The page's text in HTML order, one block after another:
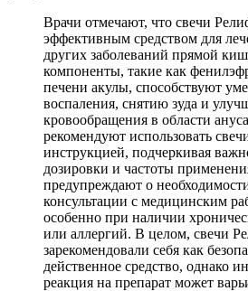
Врачи отмечают, что свечи
эффективным средством для
других заболеваний прямой
компоненты, такие как
печени акулы, способствуют
воспаления, снятию зуда и
кровообращения в области
рекомендуют использовать
инструкцией, подчеркивая
дозировки и частоты
предупреждают о
консультации с медицинским
особенно при наличии
или аллергий. В целом, свечи
зарекомендовали себя как
действенное средство, однако
реакция на препарат может